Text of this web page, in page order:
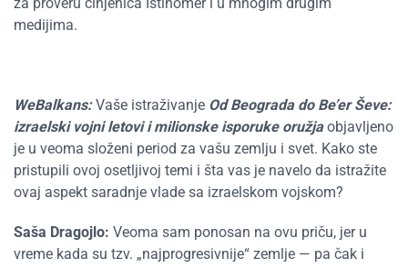
medijima.
WeBalkans:Vaše istraživanje Od Beograda do Be’er Ševe:
izraelski vojni letovi i milionske isporuke oružjaobjavljeno
je u veoma složeni period za vašu zemlju i svet. Kako ste
pristupili ovoj osetljivoj temi i šta vas je navelo da istražite
ovaj aspekt saradnje vlade sa izraelskom vojskom?
Saša Dragojlo: Veoma sam ponosan na ovu priču, jer u
vreme kada su tzv. „najprogresivnije“ zemlje — pa čak i